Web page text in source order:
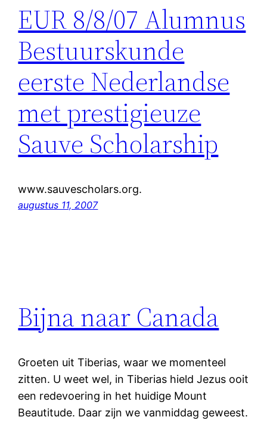
EUR 8/8/07 Alumnus
Bestuurskunde
eerste Nederlandse
met prestigieuze
Sauve Scholarship
www.sauvescholars.org.
augustus 11, 2007
Bijna naar Canada
Groeten uit Tiberias, waar we momenteel
zitten. U weet wel, in Tiberias hield Jezus ooit
een redevoering in het huidige Mount
Beautitude. Daar zijn we vanmiddag geweest.